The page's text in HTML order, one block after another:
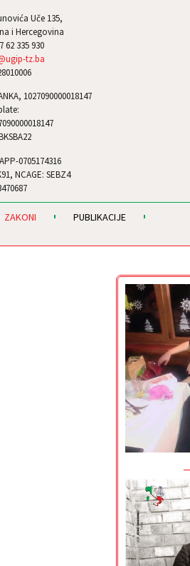
Uče 135,
i Hercegovina
62 335 930
tz.ba
1027090000018147
0705174316
NCAGE: SEBZ4
ZAKONI
PUBLIKACIJE